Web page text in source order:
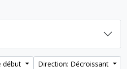
début Direction: Décroissant